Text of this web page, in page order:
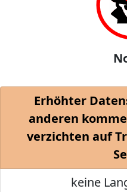
Erhöhter
anderen
verzichten auf
keine